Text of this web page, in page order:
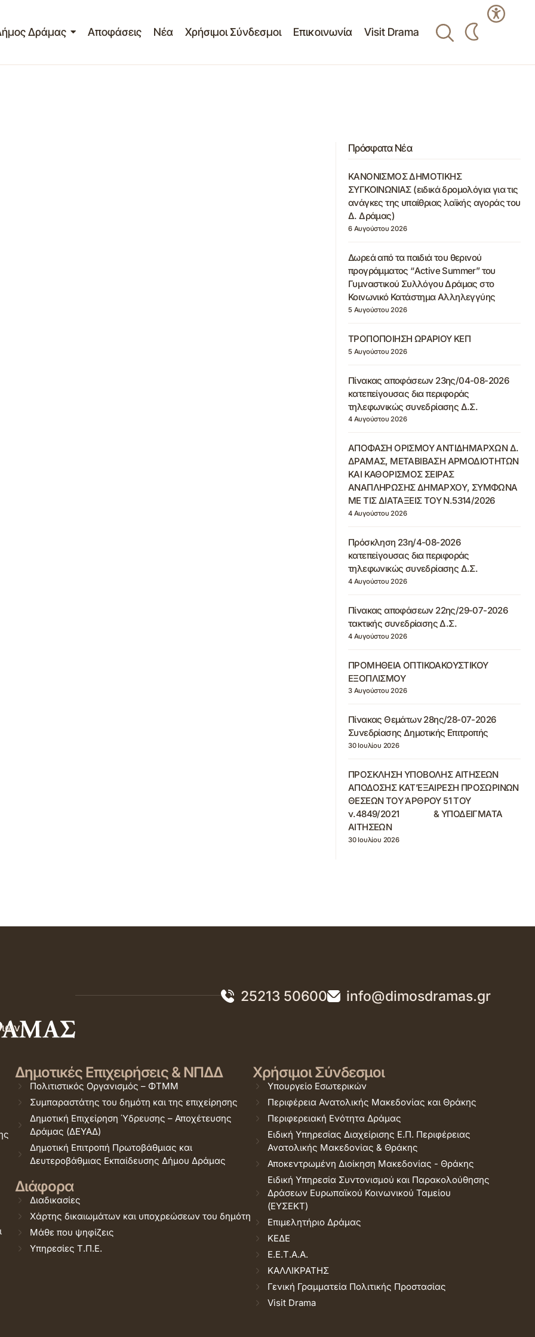
Δράμας Αποφάσεις Νέα Χρήσιμοι Σύνδεσμοι Επικοινωνία Visit Drama
Πρόσφατα Νέα
ΚΑΝΟΝΙΣΜΟΣ ΔΗΜΟΤΙΚΗΣ
ΣΥΓΚΟΙΝΩΝΙΑΣ (ειδικά δρομολόγια για τις
ανάγκες της υπαίθριας λαϊκής αγοράς του
Δ. Δράμας)
6 Αυγούστου 2026
Δωρεά από τα παιδιά του θερινού
προγράμματος “Active Summer” του
Γυμναστικού Συλλόγου Δράμας στο
Κοινωνικό Κατάστημα Αλληλεγγύης
5 Αυγούστου 2026
ΤΡΟΠΟΠΟΙΗΣΗ ΩΡΑΡΙΟΥ ΚΕΠ
5 Αυγούστου 2026
Πίνακας αποφάσεων 23ης/04-08-2026
κατεπείγουσας δια περιφοράς
τηλεφωνικώς συνεδρίασης Δ.Σ.
4 Αυγούστου 2026
ΑΠΟΦΑΣΗ ΟΡΙΣΜΟΥ ΑΝΤΙΔΗΜΑΡΧΩΝ Δ.
ΔΡΑΜΑΣ, ΜΕΤΑΒΙΒΑΣΗ ΑΡΜΟΔΙΟΤΗΤΩΝ
ΚΑΙ ΚΑΘΟΡΙΣΜΟΣ ΣΕΙΡΑΣ
ΑΝΑΠΛΗΡΩΣΗΣ ΔΗΜΑΡΧΟΥ, ΣΥΜΦΩΝΑ
ΜΕ ΤΙΣ ΔΙΑΤΑΞΕΙΣ ΤΟΥ Ν.5314/2026
4 Αυγούστου 2026
Πρόσκληση 23η/4-08-2026
κατεπείγουσας δια περιφοράς
τηλεφωνικώς συνεδρίασης Δ.Σ.
4 Αυγούστου 2026
Πίνακας αποφάσεων 22ης/29-07-2026
τακτικής συνεδρίασης Δ.Σ.
4 Αυγούστου 2026
ΠΡΟΜΗΘΕΙΑ ΟΠΤΙΚΟΑΚΟΥΣΤΙΚΟΥ
ΕΞΟΠΛΙΣΜΟΥ
3 Αυγούστου 2026
Πίνακας Θεμάτων 28ης/28-07-2026
Συνεδρίασης Δημοτικής Επιτροπής
30 Ιουλίου 2026
ΠΡΟΣΚΛΗΣΗ ΥΠΟΒΟΛΗΣ ΑΙΤΗΣΕΩΝ
ΑΠΟΔΟΣΗΣ ΚΑΤ’ΕΞΑΙΡΕΣΗ ΠΡΟΣΩΡΙΝΩΝ
ΘΕΣΕΩΝ ΤΟΥ ΆΡΘΡΟΥ 51 ΤΟΥ
ν.4849/2021 & ΥΠΟΔΕΙΓΜΑΤΑ
ΑΙΤΗΣΕΩΝ
30 Ιουλίου 2026
25213 50600 info@dimosdramas.gr
Δημοτικές Επιχειρήσεις & ΝΠΔΔ
Πολιτιστικός Οργανισμός – ΦΤΜΜ
Συμπαραστάτης του δημότη και της επιχείρησης
Δημοτική Επιχείρηση Ύδρευσης – Αποχέτευσης
Δράμας (ΔΕΥΑΔ)
Δημοτική Επιτροπή Πρωτοβάθμιας και
Δευτεροβάθμιας Εκπαίδευσης Δήμου Δράμας
Διάφορα
Διαδικασίες
Χάρτης δικαιωμάτων και υποχρεώσεων του δημότη
Μάθε που ψηφίζεις
Υπηρεσίες Τ.Π.Ε.
Χρήσιμοι Σύνδεσμοι
Υπουργείο Εσωτερικών
Περιφέρεια Ανατολικής Μακεδονίας και Θράκης
Περιφερειακή Ενότητα Δράμας
Ειδική Υπηρεσίας Διαχείρισης Ε.Π. Περιφέρειας
Ανατολικής Μακεδονίας & Θράκης
Αποκεντρωμένη Διοίκηση Μακεδονίας - Θράκης
Ειδική Υπηρεσία Συντονισμού και Παρακολούθησης
Δράσεων Ευρωπαϊκού Κοινωνικού Ταμείου
(ΕΥΣΕΚΤ)
Επιμελητήριο Δράμας
ΚΕΔΕ
Ε.Ε.Τ.Α.Α.
ΚΑΛΛΙΚΡΑΤΗΣ
Γενική Γραμματεία Πολιτικής Προστασίας
Visit Drama